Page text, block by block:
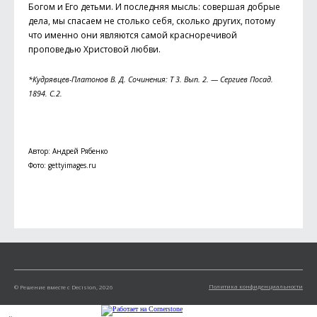
Богом и Его детьми. И последняя мысль: совершая добрые
дела, мы спасаем не столько себя, сколько других, потому
что именно они являются самой красноречивой
проповедью Христовой любви.
*Кудрявцев-Платонов В. Д. Сочинения: Т 3. Вып. 2. — Сергиев Посад.
1894. C.2.
Автор: Андрей Рябенко
Фото: gettyimages.ru
Политика конфиденциальности
© Решение вместе с Decision, 2026